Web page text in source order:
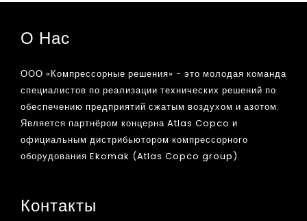
О Нас
ООО «Компрессорные решения» - это молодая команда
специалистов по реализации технических решений по
обеспечению предприятий сжатым воздухом и азотом.
Является партнёром концерна Atlas Copco и
официальным дистрибьютором компрессорного
оборудования Ekomak (Atlas Copco group).
Контакты